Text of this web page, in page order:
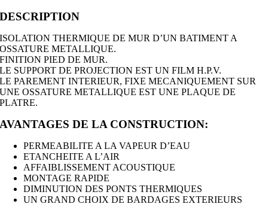
DESCRIPTION
ISOLATION THERMIQUE DE MUR D’UN BATIMENT A
OSSATURE METALLIQUE.
FINITION PIED DE MUR.
LE SUPPORT DE PROJECTION EST UN FILM H.P.V.
LE PAREMENT INTERIEUR, FIXE MECANIQUEMENT SUR
UNE OSSATURE METALLIQUE EST UNE PLAQUE DE
PLATRE.
AVANTAGES DE LA CONSTRUCTION:
PERMEABILITE A LA VAPEUR D’EAU
ETANCHEITE A L’AIR
AFFAIBLISSEMENT ACOUSTIQUE
MONTAGE RAPIDE
DIMINUTION DES PONTS THERMIQUES
UN GRAND CHOIX DE BARDAGES EXTERIEURS